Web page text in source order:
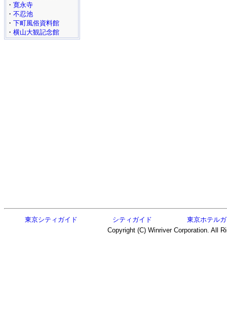
・ 寛永寺
・ 不忍池
・ 下町風俗資料館
・ 横山大観記念館
東京シティガイド シティガイド
東京ホテル
Copyright (C) Winriver Corporation. All